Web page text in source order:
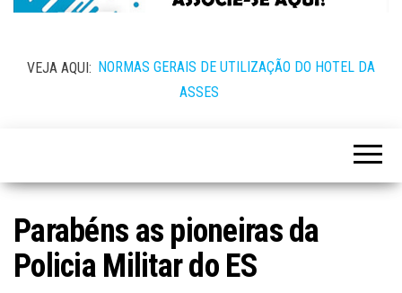
VEJA AQUI: NORMAS GERAIS DE UTILIZAÇÃO DO HOTEL DA
ASSES
Parabéns as pioneiras da
Policia Militar do ES